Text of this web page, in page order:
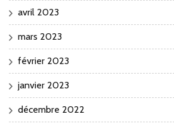
avril 2023
mars 2023
février 2023
janvier 2023
décembre 2022